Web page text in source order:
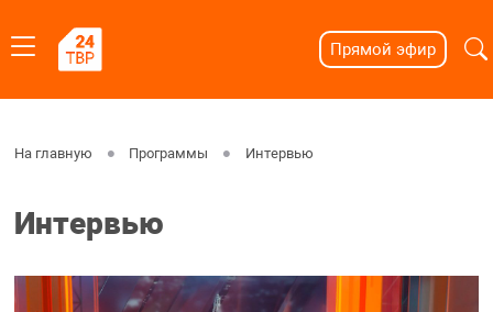
Прямой эфир
На главную Программы Интервью
Интервью